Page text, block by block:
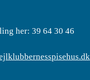
her: 39 64 30 46